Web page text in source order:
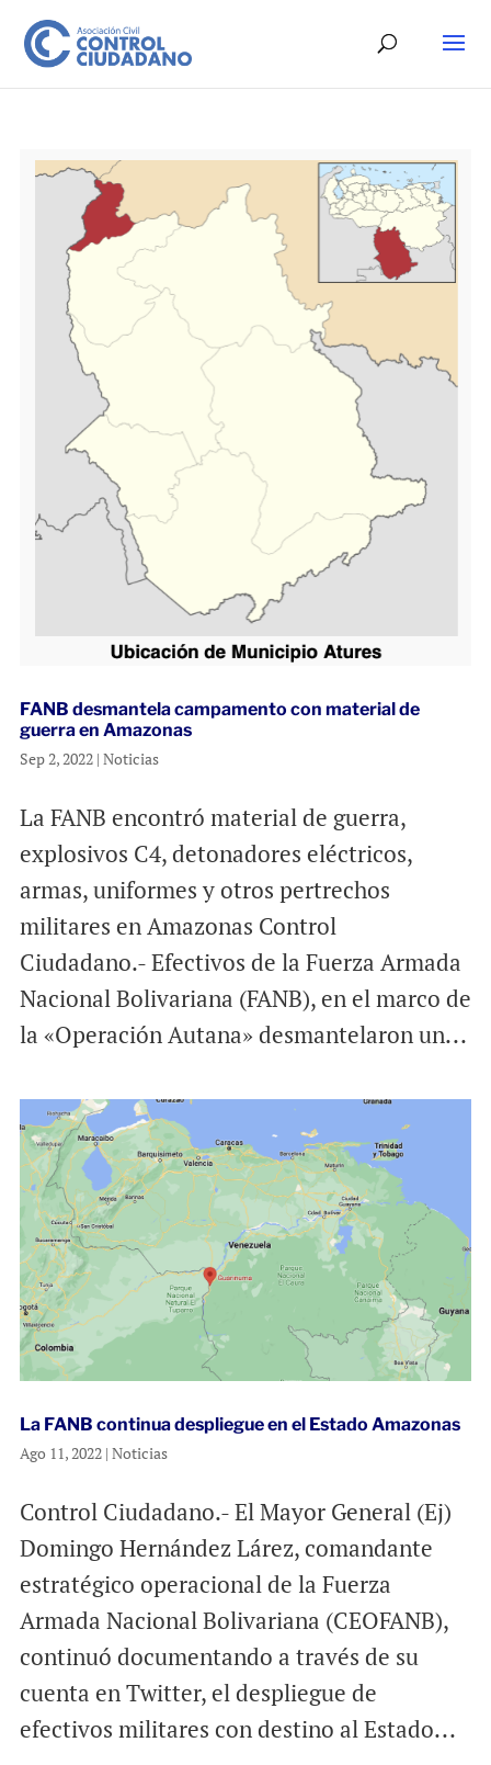
FANB desmantela campamento con material de
guerra en Amazonas
Sep 2, 2022| Noticias
La FANB encontró material de guerra,
explosivos C4, detonadores eléctricos,
armas, uniformes y otros pertrechos
militares en Amazonas Control
Ciudadano.- Efectivos de la Fuerza Armada
Nacional Bolivariana (FANB), en el marco de
la «Operación Autana» desmantelaron un...
La FANB continua despliegue en el Estado Amazonas
Ago 11, 2022| Noticias
Control Ciudadano.- El Mayor General (Ej)
Domingo Hernández Lárez, comandante
estratégico operacional de la Fuerza
Armada Nacional Bolivariana (CEOFANB),
continuó documentando a través de su
cuenta en Twitter, el despliegue de
efectivos militares con destino al Estado...